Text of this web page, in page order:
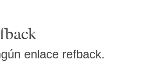
enlace refback.